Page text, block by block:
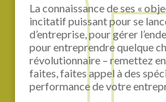
La connaissance de ses «
incitatif puissant pour se
d’entreprise, pour gérer
pour entreprendre quelque
révolutionnaire – remettez
faites, faites appel à des
performance de votre